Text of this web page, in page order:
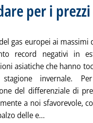
per i
gas europei ai massimi
record negativi in
asiatiche che hanno
invernale.
del differenziale di
a noi sfavorevole,
delle e...